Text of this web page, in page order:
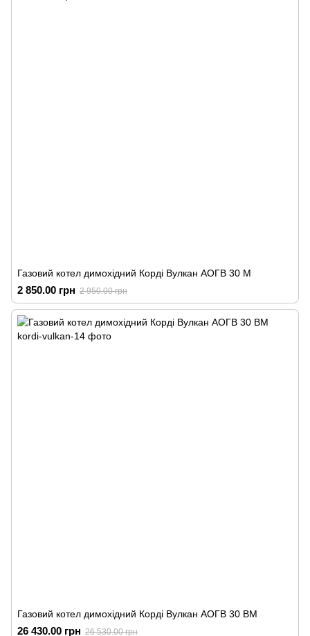
Газовий котел димохідний Корді Вулкан АОГВ 30 М
2 850.00 грн 2 950.00 грн
Газовий котел димохідний Корді Вулкан АОГВ 30 ВМ
26 430.00 грн 26 530.00 грн